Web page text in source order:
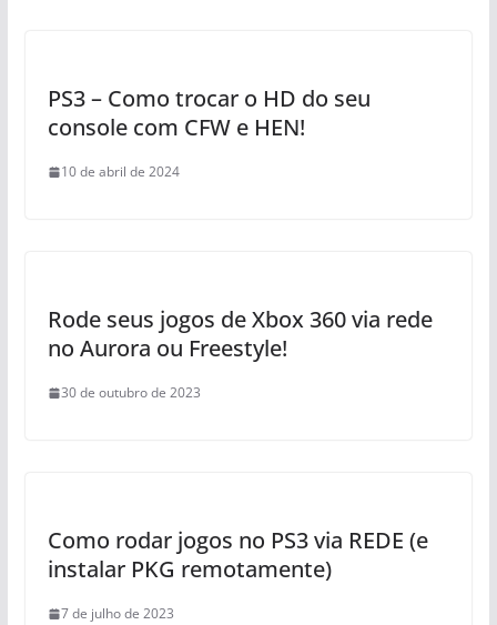
PS3 – Como trocar o HD do seu
console com CFW e HEN!
10 de abril de 2024
Rode seus jogos de Xbox 360 via rede
no Aurora ou Freestyle!
30 de outubro de 2023
Como rodar jogos no PS3 via REDE (e
instalar PKG remotamente)
7 de julho de 2023